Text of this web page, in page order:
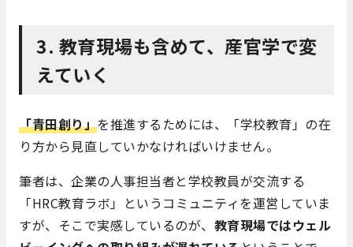
3. 教育現場も含めて、産官学で変
えていく
「青田創り」を推進するためには、「学校教育」の在
り方から見直していかなければいけません。
筆者は、企業の人事担当者と学校教員が交流する
「HRC教育ラボ」というコミュニティを運営していま
すが、 ​そこで実感しているのが、 教育現場ではウェル